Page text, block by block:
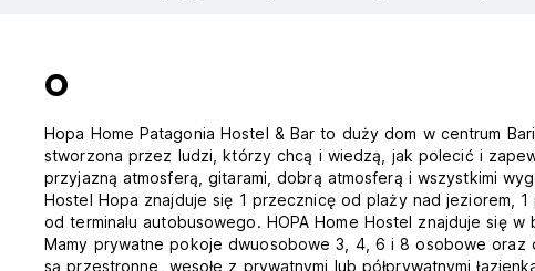
O
Hopa Home Patagonia Hostel & Bar to duży dom w centrum
stworzona przez ludzi, którzy chcą i wiedzą, jak polecić i
przyjazną atmosferą, gitarami, dobrą atmosferą i wszystkimi
Hostel Hopa znajduje się 1 przecznicę od plaży nad jeziorem,
od terminalu autobusowego. HOPA Home Hostel znajduje się
Mamy prywatne pokoje dwuosobowe 3, 4, 6 i 8 osobowe
są przestronne, wesołe z prywatnymi lub półprywatnymi